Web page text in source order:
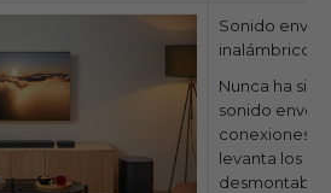
Sonido
inalámbricos
Nunca ha
sonido
conexiones
levanta los